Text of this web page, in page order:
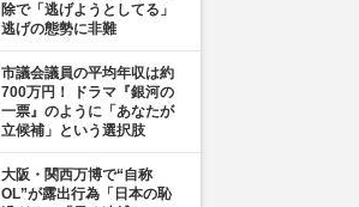
除で「逃げようとしてる」
逃げの態勢に非難
市議会議員の平均年収は約
700万円！ ドラマ『銀河の
一票』のように「あなたが
立候補」という選択肢
大阪・関西万博で“自称
OL”が露出行為「日本の恥